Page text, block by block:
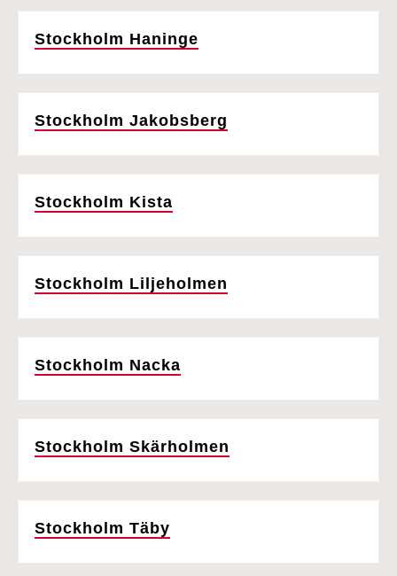
Stockholm Haninge
Stockholm Jakobsberg
Stockholm Kista
Stockholm Liljeholmen
Stockholm Nacka
Stockholm Skärholmen
Stockholm Täby